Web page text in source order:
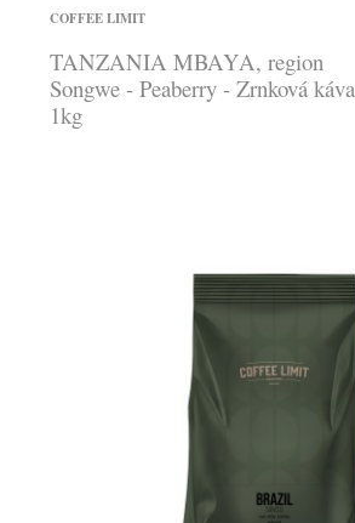
COFFEE LIMIT
TANZANIA MBAYA, region
Songwe - Peaberry - Zrnková káva
1kg